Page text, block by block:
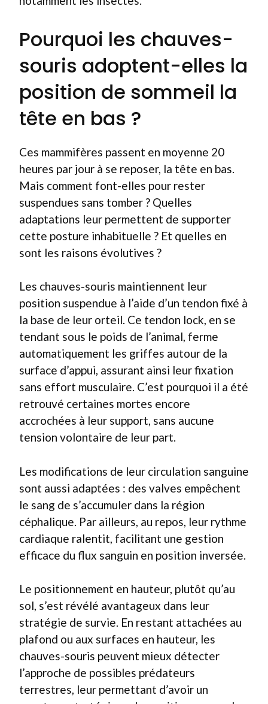
Pourquoi les chauves-
souris adoptent-elles la
position de sommeil la
tête en bas ?
Ces mammifères passent en moyenne 20
heures par jour à se reposer, la tête en bas.
Mais comment font-elles pour rester
suspendues sans tomber ? Quelles
adaptations leur permettent de supporter
cette posture inhabituelle ? Et quelles en
sont les raisons évolutives ?
Les chauves-souris maintiennent leur
position suspendue à l’aide d’un tendon fixé à
la base de leur orteil. Ce tendon lock, en se
tendant sous le poids de l’animal, ferme
automatiquement les griffes autour de la
surface d’appui, assurant ainsi leur fixation
sans effort musculaire. C’est pourquoi il a été
retrouvé certaines mortes encore
accrochées à leur support, sans aucune
tension volontaire de leur part.
Les modifications de leur circulation sanguine
sont aussi adaptées : des valves empêchent
le sang de s’accumuler dans la région
céphalique. Par ailleurs, au repos, leur rythme
cardiaque ralentit, facilitant une gestion
efficace du flux sanguin en position inversée.
Le positionnement en hauteur, plutôt qu’au
sol, s’est révélé avantageux dans leur
stratégie de survie. En restant attachées au
plafond ou aux surfaces en hauteur, les
chauves-souris peuvent mieux détecter
l’approche de possibles prédateurs
terrestres, leur permettant d’avoir un